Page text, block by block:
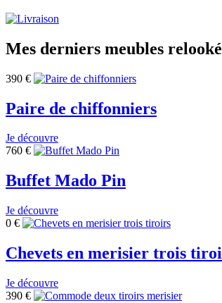
Mes derniers meubles
390 €
Paire de chiffonniers
Je découvre
760 €
Buffet Mado Pin
Je découvre
0 €
Chevets en merisier trois
Je découvre
390 €